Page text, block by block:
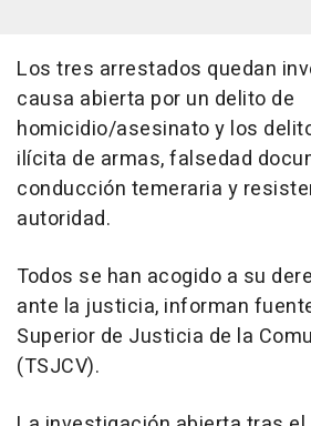
Los tres arrestados quedan
causa abierta por un delito de
homicidio/asesinato y los
ilícita de armas, falsedad
conducción temeraria y
autoridad.
Todos se han acogido a su
ante la justicia, informan
Superior de Justicia de la
(TSJCV).